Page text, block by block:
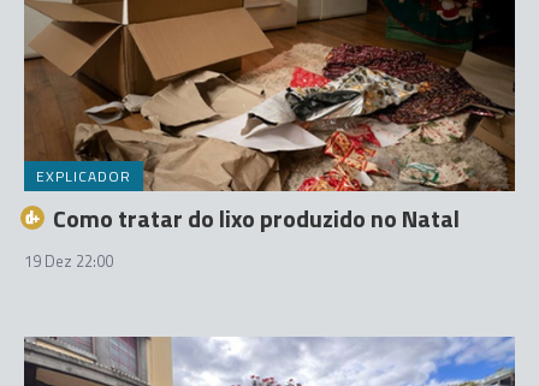
EXPLICADOR
Como tratar do lixo produzido no Natal
19 Dez 22:00